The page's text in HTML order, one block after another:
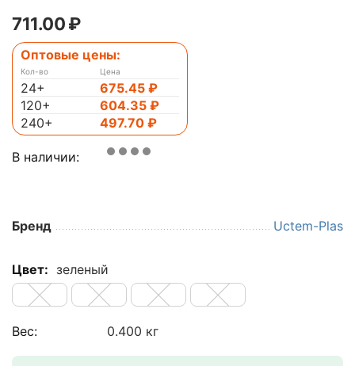
711.00₽
Оптовые цены:
Кол-во
24+
120+
240+
Цена
675.45 ₽
604.35 ₽
497.70 ₽
В наличии:
Бренд Uctem-Plas
Цвет: зеленый
Вес: 0.400 кг